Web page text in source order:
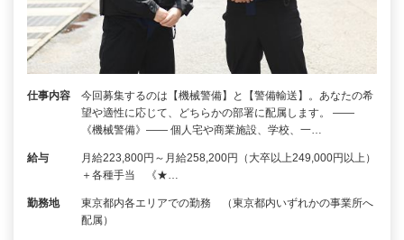
仕事内容
今回募集するのは【機械警備】と【警備輸送】。あなたの希
望や適性に応じて、どちらかの部署に配属します。 ――
《機械警備》―― 個人宅や商業施設、学校、一…
給与
月給223,800円～月給258,200円（大卒以上249,000円以上）
＋各種手当 《★…
勤務地
東京都内各エリアでの勤務 （東京都内いずれかの事業所へ
配属）